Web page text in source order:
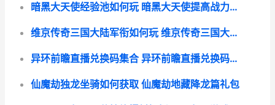
暗黑大天使经验池如何玩 暗黑大天使提高战力攻略
维京传奇三国大陆军衔如何玩 维京传奇三国大结局视频
异环前瞻直播兑换码集合 异环前瞻直播兑换码在哪领
仙魔劫独龙坐骑如何获取 仙魔劫地藏降龙篇礼包